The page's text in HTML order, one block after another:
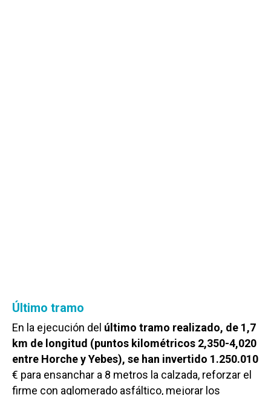
Último tramo
En la ejecución del último tramo realizado, de 1,7
km de longitud (puntos kilométricos 2,350-4,020
entre Horche y Yebes), se han invertido 1.250.010
€ para ensanchar a 8 metros la calzada, reforzar el
firme con aglomerado asfáltico, mejorar los